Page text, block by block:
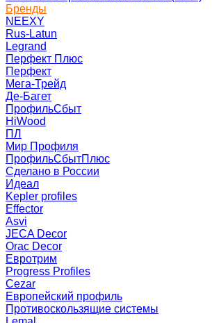
Бренды
NEEXY
Rus-Latun
Legrand
Перфект Плюс
Перфект
Мега-Трейд
Де-Багет
ПрофильСбыт
HiWood
ПЛ
Мир Профиля
ПрофильСбытПлюс
Сделано в России
Идеал
Kepler profiles
Effector
Asvi
JECA Decor
Orac Decor
Евротрим
Progress Profiles
Cezar
Европейский профиль
Противоскользящие системы